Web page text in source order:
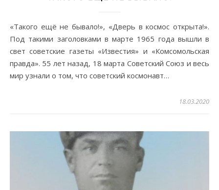
«Такого ещё не бывало!», «Дверь в космос открыта!».
Под такими заголовками в марте 1965 года вышли в
свет советские газеты «Известия» и «Комсомольская
правда». 55 лет назад, 18 марта Советский Союз и весь
мир узнали о том, что советский космонавт…
18.03.2020